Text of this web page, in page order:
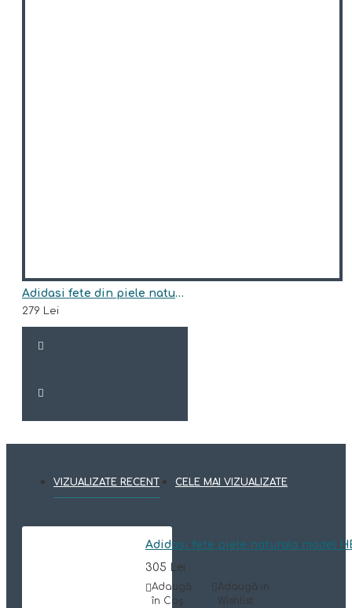
Adidasi fete din piele natural model MARISA
279 Lei
VIZUALIZATE RECENT CELE MAI VIZUALIZATE
Adidasi fete piele naturala model
305 Lei
Adaugă
în Coş
Adaugă in
Wishlist